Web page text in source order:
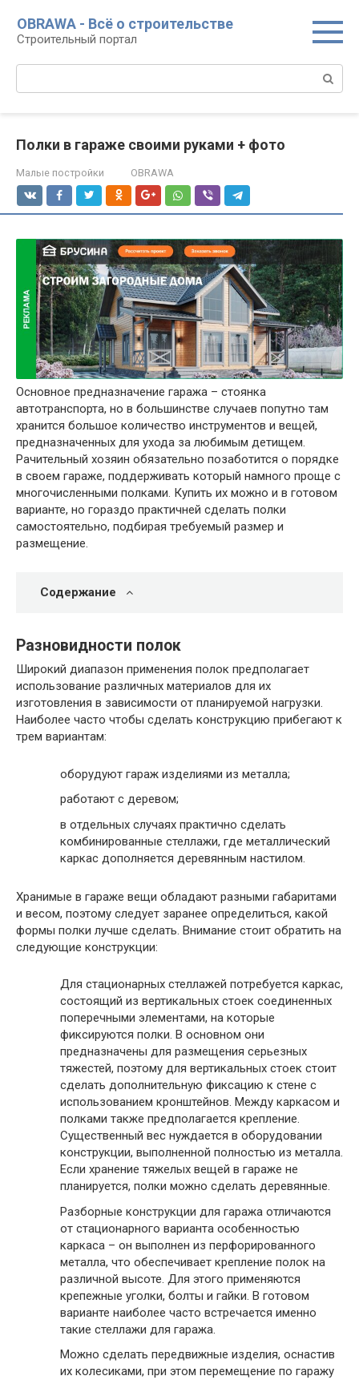
контенту
OBRAWA - Всё о строительстве
Строительный портал
Полки в гараже своими руками + фото
Малые постройки OBRAWA
Основное предназначение гаража – стоянка
автотранспорта, но в большинстве случаев попутно там
хранится большое количество инструментов и вещей,
предназначенных для ухода за любимым детищем.
Рачительный хозяин обязательно позаботится о порядке
в своем гараже, поддерживать который намного проще с
многочисленными полками. Купить их можно и в готовом
варианте, но гораздо практичней сделать полки
самостоятельно, подбирая требуемый размер и
размещение.
Содержание
Разновидности полок
Широкий диапазон применения полок предполагает
использование различных материалов для их
изготовления в зависимости от планируемой нагрузки.
Наиболее часто чтобы сделать конструкцию прибегают к
трем вариантам:
оборудуют гараж изделиями из металла;
работают с деревом;
в отдельных случаях практично сделать
комбинированные стеллажи, где металлический
каркас дополняется деревянным настилом.
Хранимые в гараже вещи обладают разными габаритами
и весом, поэтому следует заранее определиться, какой
формы полки лучше сделать. Внимание стоит обратить на
следующие конструкции:
Для стационарных стеллажей потребуется каркас,
состоящий из вертикальных стоек соединенных
поперечными элементами, на которые
фиксируются полки. В основном они
предназначены для размещения серьезных
тяжестей, поэтому для вертикальных стоек стоит
сделать дополнительную фиксацию к стене с
использованием кронштейнов. Между каркасом и
полками также предполагается крепление.
Существенный вес нуждается в оборудовании
конструкции, выполненной полностью из металла.
Если хранение тяжелых вещей в гараже не
планируется, полки можно сделать деревянные.
Разборные конструкции для гаража отличаются
от стационарного варианта особенностью
каркаса – он выполнен из перфорированного
металла, что обеспечивает крепление полок на
различной высоте. Для этого применяются
крепежные уголки, болты и гайки. В готовом
варианте наиболее часто встречается именно
такие стеллажи для гаража.
Можно сделать передвижные изделия, оснастив
их колесиками, при этом перемещение по гаражу